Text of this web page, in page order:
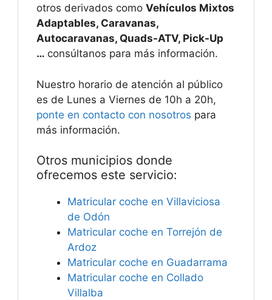
otros derivados como Vehículos Mixtos
Adaptables, Caravanas,
Autocaravanas, Quads-ATV, Pick-Up
… consúltanos para más información.
Nuestro horario de atención al público
es de Lunes a Viernes de 10h a 20h,
ponte en contacto con nosotros para
más información.
Otros municipios donde
ofrecemos este servicio:
Matricular coche en Villaviciosa
de Odón
Matricular coche en Torrejón de
Ardoz
Matricular coche en Guadarrama
Matricular coche en Collado
Villalba